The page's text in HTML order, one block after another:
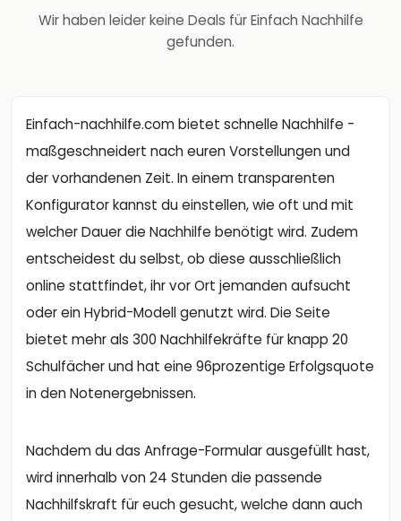
Wir haben leider keine Deals für Einfach Nachhilfe
gefunden.
Einfach-nachhilfe.com bietet schnelle Nachhilfe -
maßgeschneidert nach euren Vorstellungen und
der vorhandenen Zeit. In einem transparenten
Konfigurator kannst du einstellen, wie oft und mit
welcher Dauer die Nachhilfe benötigt wird. Zudem
entscheidest du selbst, ob diese ausschließlich
online stattfindet, ihr vor Ort jemanden aufsucht
oder ein Hybrid-Modell genutzt wird. Die Seite
bietet mehr als 300 Nachhilfekräfte für knapp 20
Schulfächer und hat eine 96prozentige Erfolgsquote
in den Notenergebnissen.
Nachdem du das Anfrage-Formular ausgefüllt hast,
wird innerhalb von 24 Stunden die passende
Nachhilfskraft für euch gesucht, welche dann auch